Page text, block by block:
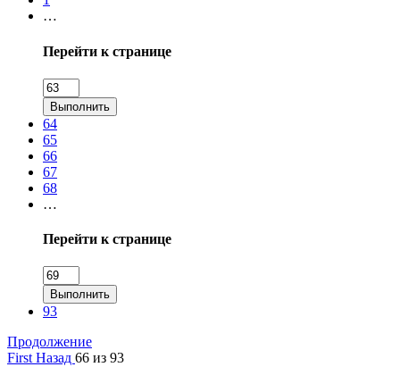
…
Перейти к странице
Выполнить
64
65
66
67
68
…
Перейти к странице
Выполнить
93
Продолжение
First Назад 66 из 93